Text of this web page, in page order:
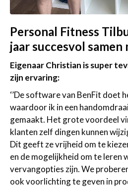
Personal Fitness
jaar succesvol
Eigenaar Christian is super
zijn ervaring:
‘’De software van BenFit doet
waardoor ik in een
gemaakt. Het grote voordeel
klanten zelf dingen kunnen
Dit geeft ze vrijheid om te
en de mogelijkheid om te leren
vervangopties zijn. We
ook voorlichting te geven in